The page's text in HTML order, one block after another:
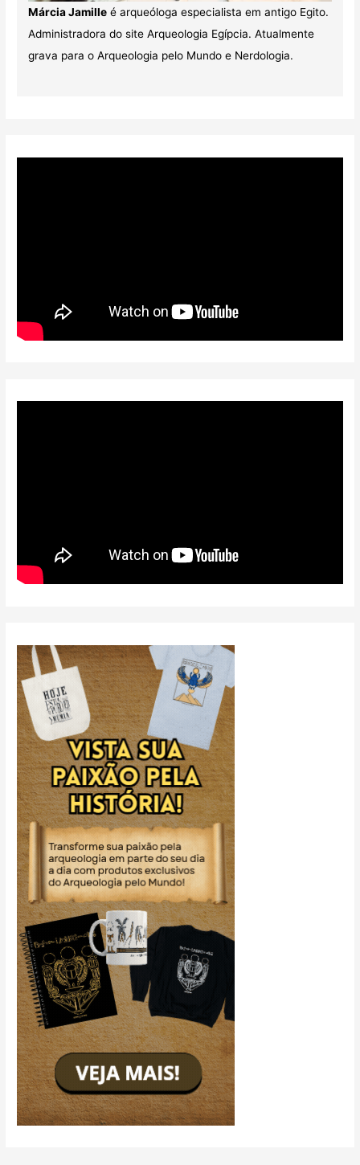
Márcia Jamilleé arqueóloga especialista em antigo Egito.
Administradora do site Arqueologia Egípcia. Atualmente
grava para o Arqueologia pelo Mundo e Nerdologia.